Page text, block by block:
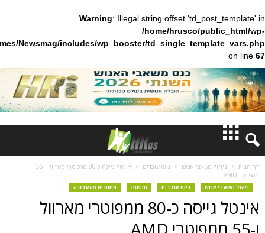
Warning: Illegal string offset
/home/hrusco/
content/themes/Newsmag/includes/wp_booster/
חדשות
משאבי אנוש גיוס עובדים אינטל גייסה כ-80 ממפוטרי מארוול ו-55
גיוס עובדים חדשות פיטורים מהעבודה
אינטל גייסה כ-80 ממפוטרי מארוול